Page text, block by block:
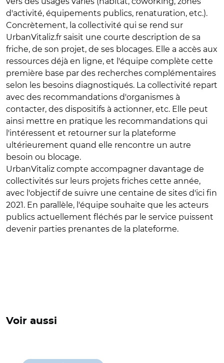
d'activité, équipements publics, renaturation, etc.).
Concrètement, la collectivité qui se rend sur
UrbanVitaliz.fr saisit une courte description de sa
friche, de son projet, de ses blocages. Elle a accès aux
ressources déjà en ligne, et l'équipe complète cette
première base par des recherches complémentaires
selon les besoins diagnostiqués. La collectivité repart
avec des recommandations d'organismes à
contacter, des dispositifs à actionner, etc. Elle peut
ainsi mettre en pratique les recommandations qui
l'intéressent et retourner sur la plateforme
ultérieurement quand elle rencontre un autre
besoin ou blocage.
UrbanVitaliz compte accompagner davantage de
collectivités sur leurs projets friches cette année,
avec l'objectif de suivre une centaine de sites d'ici fin
2021. En parallèle, l'équipe souhaite que les acteurs
publics actuellement fléchés par le service puissent
devenir parties prenantes de la plateforme.
Voir aussi